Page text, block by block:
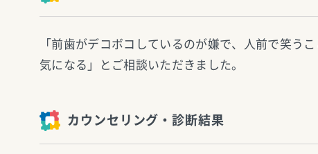
「前歯がデコボコしているのが嫌で、人前で笑う
気になる」とご相談いただきました。
カウンセリング・診断結果